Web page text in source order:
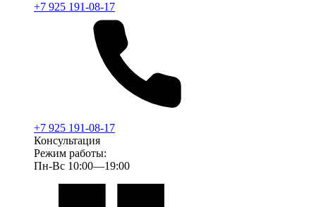
+7 925 191-08-17
+7 925 191-08-17
Консультация
Режим работы:
Пн-Вс 10:00—19:00